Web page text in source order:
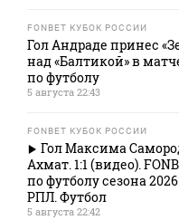
FONBET КУБОК РОССИИ
Гол Андраде принес
над «Балтикой» в
по футболу
5 августа 22:43
FONBET КУБОК РОССИИ
Гол Максима
Ахмат. 1:1 (видео).
по футболу сезона
РПЛ. Футбол
5 августа 22:42